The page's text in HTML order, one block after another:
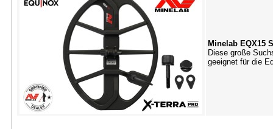
Minelab EQX15
Diese große
geeignet für die